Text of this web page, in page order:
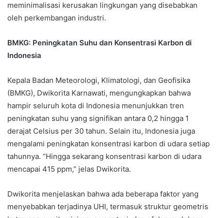
meminimalisasi kerusakan lingkungan yang disebabkan
oleh perkembangan industri.
BMKG: Peningkatan Suhu dan Konsentrasi Karbon di
Indonesia
Kepala Badan Meteorologi, Klimatologi, dan Geofisika
(BMKG), Dwikorita Karnawati, mengungkapkan bahwa
hampir seluruh kota di Indonesia menunjukkan tren
peningkatan suhu yang signifikan antara 0,2 hingga 1
derajat Celsius per 30 tahun. Selain itu, Indonesia juga
mengalami peningkatan konsentrasi karbon di udara setiap
tahunnya. “Hingga sekarang konsentrasi karbon di udara
mencapai 415 ppm,” jelas Dwikorita.
Dwikorita menjelaskan bahwa ada beberapa faktor yang
menyebabkan terjadinya UHI, termasuk struktur geometris